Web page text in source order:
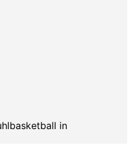
in